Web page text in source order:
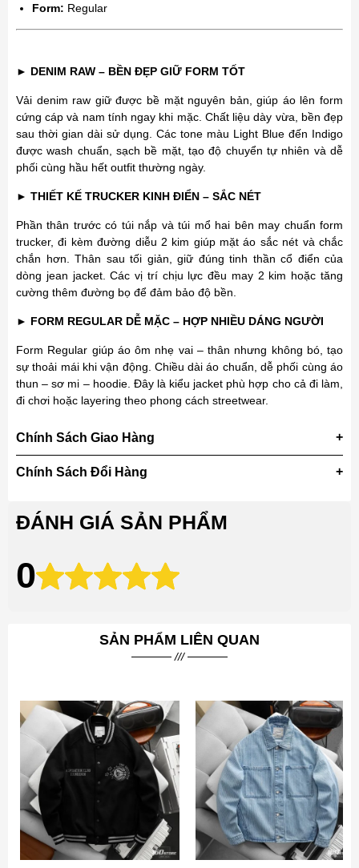
Form: Regular
► DENIM RAW – BỀN ĐẸP GIỮ FORM TỐT
Vải denim raw giữ được bề mặt nguyên bản, giúp áo lên form
cứng cáp và nam tính ngay khi mặc. Chất liệu dày vừa, bền đẹp
sau thời gian dài sử dụng. Các tone màu Light Blue đến Indigo
được wash chuẩn, sạch bề mặt, tạo độ chuyển tự nhiên và dễ
phối cùng hầu hết outfit thường ngày.
► THIẾT KẾ TRUCKER KINH ĐIỂN – SẮC NÉT
Phần thân trước có túi nắp và túi mổ hai bên may chuẩn form
trucker, đi kèm đường diễu 2 kim giúp mặt áo sắc nét và chắc
chắn hơn. Thân sau tối giản, giữ đúng tinh thần cổ điển của
dòng jean jacket. Các vị trí chịu lực đều may 2 kim hoặc tăng
cường thêm đường bọ để đảm bảo độ bền.
► FORM REGULAR DỄ MẶC – HỢP NHIỀU DÁNG NGƯỜI
Form Regular giúp áo ôm nhẹ vai – thân nhưng không bó, tạo
sự thoải mái khi vận động. Chiều dài áo chuẩn, dễ phối cùng áo
thun – sơ mi – hoodie. Đây là kiểu jacket phù hợp cho cả đi làm,
đi chơi hoặc layering theo phong cách streetwear.
Chính Sách Giao Hàng
Chính Sách Đổi Hàng
ĐÁNH GIÁ SẢN PHẨM
0
SẢN PHẨM LIÊN QUAN